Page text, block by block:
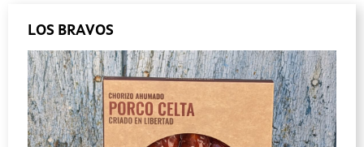
LOS BRAVOS